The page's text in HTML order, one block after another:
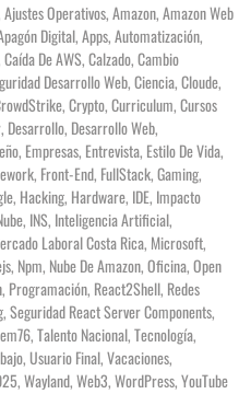
Ajustes Operativos,Amazon,Amazon Web
Digital,Apps,Automatización,
Caída De AWS,Calzado,Cambio
Desarrollo Web,Ciencia,Cloude,
,Crypto,Curriculum,Cursos
, Desarrollo, Desarrollo Web,
, Empresas, Entrevista, Estilo De Vida,
, Front-End, FullStack,Gaming,
, Hacking, Hardware, IDE, Impacto
, INS, Inteligencia Artificial,
Laboral Costa Rica, Microsoft,
, Npm, Nube De Amazon,Oficina,Open
, Programación, React2Shell, Redes
,Seguridad React Server Components,
,Talento Nacional,Tecnología,
,Usuario Final,Vacaciones,
,Wayland,Web3,WordPress,YouTube